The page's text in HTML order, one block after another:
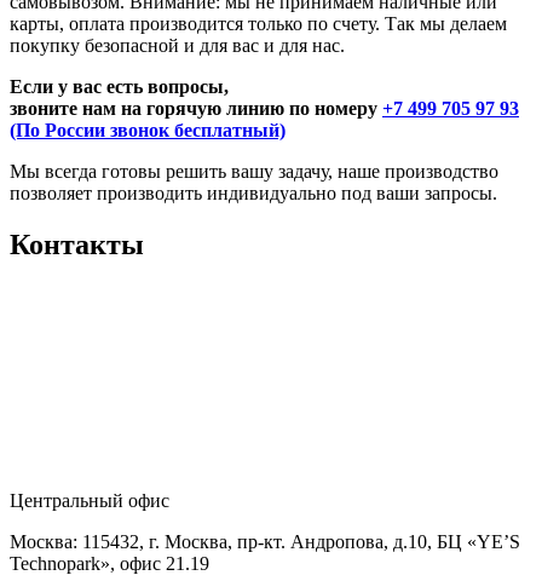
карты, оплата производится только по счету. Так мы делаем
покупку безопасной и для вас и для нас.
Если у вас есть вопросы,
звоните нам на горячую линию по номеру +7 499 705 97 93
(По России звонок бесплатный)
Мы всегда готовы решить вашу задачу, наше производство
позволяет производить индивидуально под ваши запросы.
Контакты
Центральный офис
Москва: 115432, г. Москва, пр-кт. Андропова, д.10, БЦ «YE’S
Technopark», офис 21.19